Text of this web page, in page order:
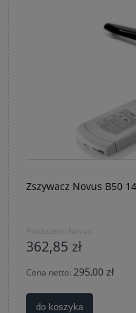
Zszywacz Novus B50
Producent: Novus
362,85 zł
Cena netto: 295,00 zł
do koszyka